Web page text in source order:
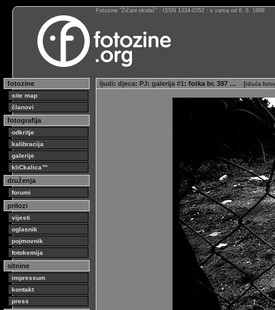
Fotozine “Žičani okidač” : ISSN 1334-0352 : s vama od 6. 6. 1998
fotozine
site map
članovi
fotografija
odkritje
kalibracija
galerije
kliCkalica™
druženja
forumi
prilozi
vijesti
oglasnik
pojmovnik
fotokemija
sitnine
impressum
kontakt
press
ljudi: djeca: PJ: galerija #1 : fotka br. 397 … [iduća